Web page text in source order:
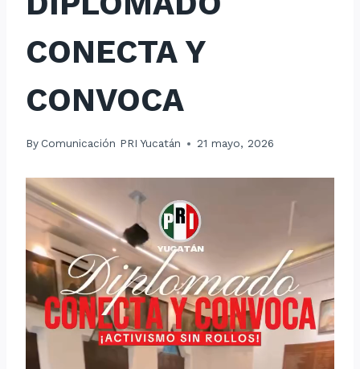
CONECTA Y
CONVOCA
By Comunicación PRI Yucatán 21 mayo, 2026